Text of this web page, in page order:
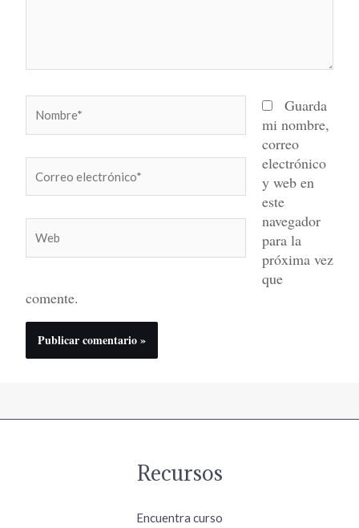
electrónico*
Guarda
mi nombre,
correo
electrónico
y web en
este
navegador
para la
próxima vez
que
comente.
Recursos
Encuentra curso